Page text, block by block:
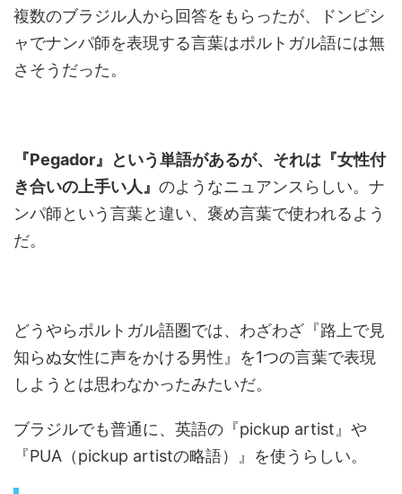
複数のブラジル人から回答をもらったが、ドンピシ
ャでナンパ師を表現する言葉はポルトガル語には無
さそうだった。
『Pegador』という単語があるが、それは『女性付
き合いの上手い人』 のようなニュアンスらしい。ナ
ンパ師という言葉と違い、褒め言葉で使われるよう
だ。
どうやらポルトガル語圏では、わざわざ『路上で見
知らぬ女性に声をかける男性』を1つの言葉で表現
しようとは思わなかったみたいだ。
ブラジルでも普通に、英語の『pickup artist』や
『PUA（pickup artistの略語）』を使うらしい。